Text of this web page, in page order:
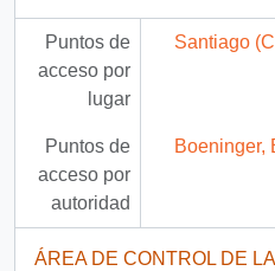
Puntos de
acceso por
lugar
Santiago
Puntos de
acceso por
autoridad
Boeninger,
ÁREA DE CONTROL DE